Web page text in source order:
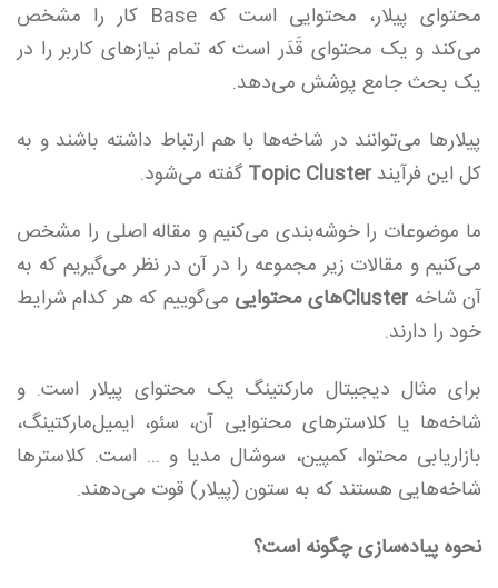
محتوای پیلار، محتوایی است که Base کار را مشخص
می‌کند و یک محتوای قَدَر است که تمام نیازهای کاربر را در
یک بحث جامع پوشش می‌دهد.
پیلارها می‌توانند در شاخه‌ها با هم ارتباط داشته باشند و به
کل این فرآیندTopic Clusterگفته می‌‌شود.
ما موضوعات را خوشه‌بندی می‌کنیم و مقاله اصلی را مشخص
می‌کنیم و مقالات زیر مجموعه را در آن در نظر می‌گیریم که به
آن شاخه Clusterهای محتوایی
می‌گوییم که هر کدام شرایط
خود را دارند.
برای مثال دیجیتال مارکتینگ یک محتوای پیلار است. و
شاخه‌ها یا کلاسترهای محتوایی آن، سئو، ایمیل‌مارکتینگ،
بازاریابی محتوا، کمپین، سوشال مدیا و ... است. کلاسترها
شاخه‌هایی هستند که به ستون (پیلار) قوت می‌دهند.
نحوه پیاده‌سازی چگونه است؟